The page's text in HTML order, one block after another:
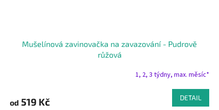
Mušelínová zavinovačka na zavazování - Pudrově
růžová
1, 2, 3 týdny, max. měsíc*
od 519 Kč DETAIL